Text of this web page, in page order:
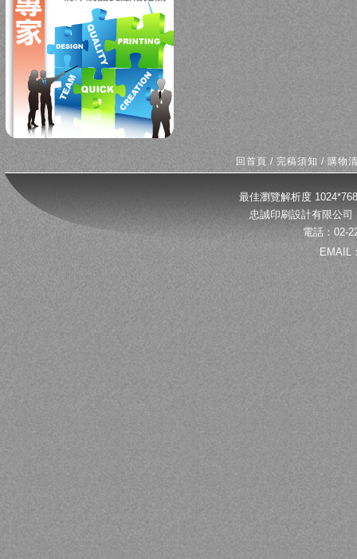
回首頁 /完稿須知 /購物
最佳瀏覽解析度
忠誠印刷設計有限公
電話：02-
EMAIL